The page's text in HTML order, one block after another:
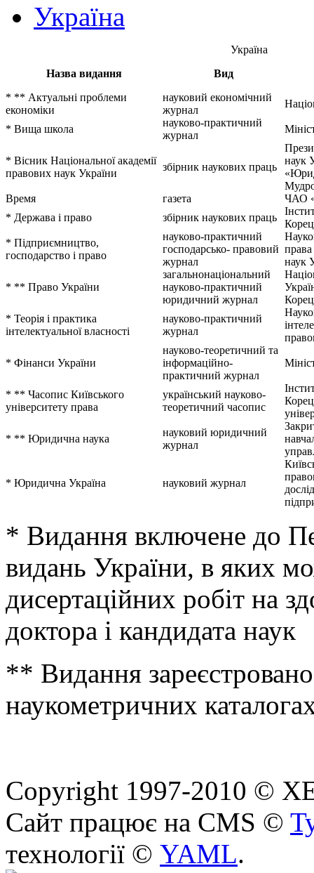
Україна
Україна
Назва видання
Вид
* ** Актуальні проблеми
економіки
науковий економічний
журнал
* Вища школа
науково-практичний
журнал
* Вісник Національної академії
правових наук України
збірник наукових праць
наук
Время
газета
ЧАО
* Держава і право
збірник наукових праць
* Підприємництво,
господарство і право
науково-практичний
господарсько- правовий
журнал
наук
* ** Право України
загальнонаціональний
науково-практичний
юридичний журнал
* Теорія і практика
інтелектуальної власності
науково-практичний
журнал
* Фінанси України
науково-теоретичний та
інформаційно-
практичний журнал
* ** Часопис Київського
університету права
український науково-
теоретичний часопис
* ** Юридична наука
науковий юридичний
журнал
* Юридична Україна науковий журнал
* Видання включене до
видань України, в яких
дисертаційних робіт на
доктора і кандидата наук
** Видання
наукометричних
Copyright 1997-2010 ©
Сайт працює на CMS ©
технології © YAML.